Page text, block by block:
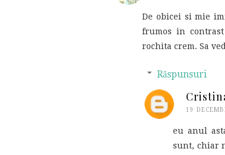
De obicei si mie
frumos in
rochita crem. Sa
Răspunsuri
19
eu anul
sunt, chiar